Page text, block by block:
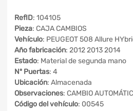
RefID: 104105
Pieza: CAJA CAMBIOS
Vehículo: PEUGEOT 508 Allure
Año fabricación: 2012 2013 2014
Estado: Material de segunda mano
Nº Puertas: 4
Ubicación: Almacenada
Observaciones: CAMBIO
Código del vehículo: 00545